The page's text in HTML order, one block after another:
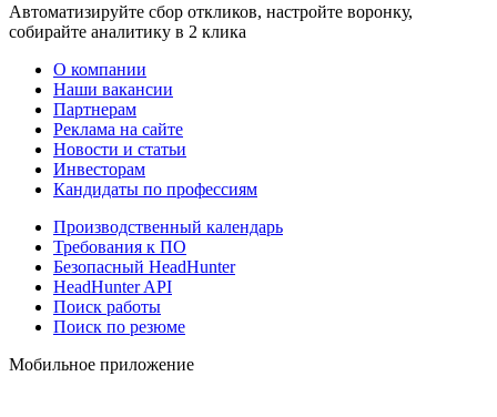
Автоматизируйте сбор откликов, настройте воронку,
собирайте аналитику в 2 клика
О компании
Наши вакансии
Партнерам
Реклама на сайте
Новости и статьи
Инвесторам
Кандидаты по профессиям
Производственный календарь
Требования к ПО
Безопасный HeadHunter
HeadHunter API
Поиск работы
Поиск по резюме
Мобильное приложение